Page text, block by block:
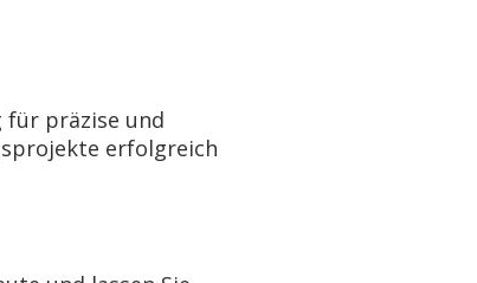
für präzise und
erfolgreich